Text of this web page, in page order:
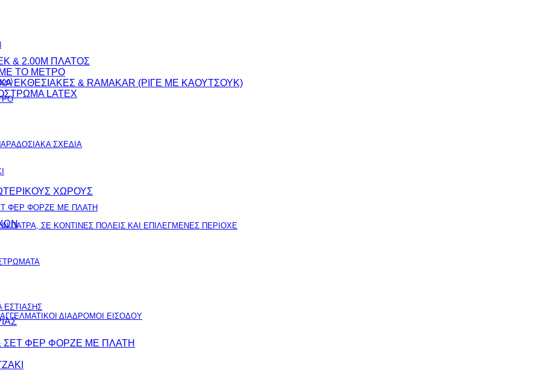
ΣΧΕΔΙΑ
ΦΕΡ ΦΟΡΖΕ ΜΕ ΠΛΑΤΗ
ΠΑΤΡΑ, ΣΕ ΚΟΝΤΙΝΕΣ ΠΟΛΕΙΣ ΚΑΙ ΕΠΙΛΕΓΜΕΝΕΣ ΠΕΡΙΟΧΕ
ΔΙΑΔΡΟΜΟΙ ΕΙΣΟΔΟΥ
& 2.00M ΠΛΑΤΟΣ
TO ΜΕΤΡΟ
& RAMAKAR (ΡΙΓΕ ΜΕ ΚΑΟΥΤΣΟΥΚ)
LATEX
ΧΩΡΟΥΣ
ΣΕΤ ΦΕΡ ΦΟΡΖΕ ΜΕ ΠΛΑΤΗ